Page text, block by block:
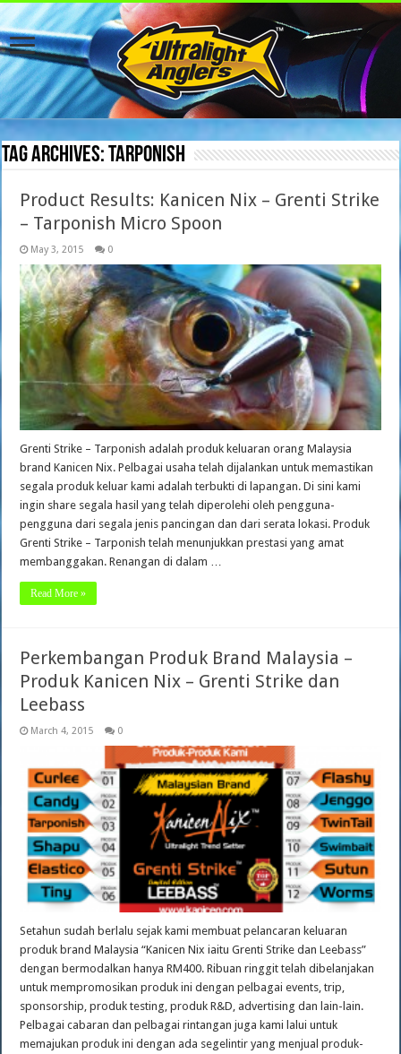
Tag Archives:tarponish
Product Results: Kanicen Nix – Grenti Strike
– Tarponish Micro Spoon
May 3, 2015 0
Grenti Strike – Tarponish adalah produk keluaran orang Malaysia
brand Kanicen Nix. Pelbagai usaha telah dijalankan untuk memastikan
segala produk keluar kami adalah terbukti di lapangan. Di sini kami
ingin share segala hasil yang telah diperolehi oleh pengguna-
pengguna dari segala jenis pancingan dan dari serata lokasi. Produk
Grenti Strike – Tarponish telah menunjukkan prestasi yang amat
membanggakan. Renangan di dalam …
Read More »
Perkembangan Produk Brand Malaysia –
Produk Kanicen Nix – Grenti Strike dan
Leebass
March 4, 2015 0
Setahun sudah berlalu sejak kami membuat pelancaran keluaran
produk brand Malaysia “Kanicen Nix iaitu Grenti Strike dan Leebass”
dengan bermodalkan hanya RM400. Ribuan ringgit telah dibelanjakan
untuk mempromosikan produk ini dengan pelbagai events, trip,
sponsorship, produk testing, produk R&D, advertising dan lain-lain.
Pelbagai cabaran dan pelbagai rintangan juga kami lalui untuk
memajukan produk ini dengan ada segelintir yang menjual produk-